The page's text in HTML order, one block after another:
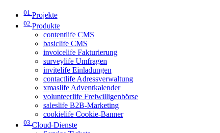
01 Projekte
02 Produkte
contentlife CMS
basiclife CMS
invoicelife Fakturierung
surveylife Umfragen
invitelife Einladungen
contactlife Adressverwaltung
xmaslife Adventkalender
volunteerlife Freiwilligenbörse
saleslife B2B-Marketing
cookielife Cookie-Banner
03 Cloud-Dienste